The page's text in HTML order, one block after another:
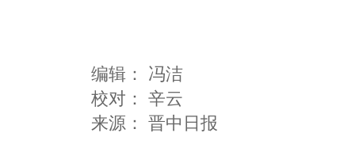
编辑： 冯洁
校对： 辛云